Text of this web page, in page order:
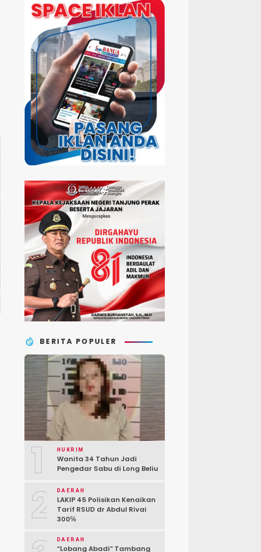
BERITA POPULER
1 HUKRIM
Wanita 34 Tahun Jadi
Pengedar Sabu di Long Beliu
2 DAERAH
LAKIP 45 Polisikan Kenaikan
Tarif RSUD dr Abdul Rivai
300℅
DAERAH
“Lobang Abadi” Tambang